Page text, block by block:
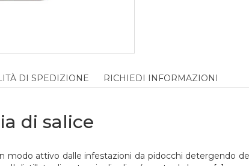
DI SPEDIZIONE RICHIEDI INFORMAZIONI
di salice
modo attivo dalle infestazioni da pidocchi detergendo